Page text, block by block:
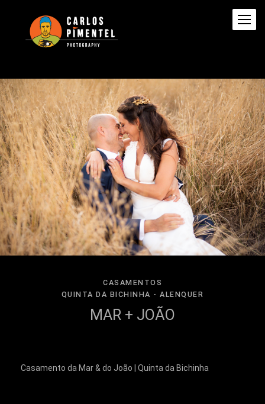
CASAMENTOS
QUINTA DA BICHINHA - ALENQUER
MAR + JOÃO
Casamento da Mar & do João | Quinta da Bichinha